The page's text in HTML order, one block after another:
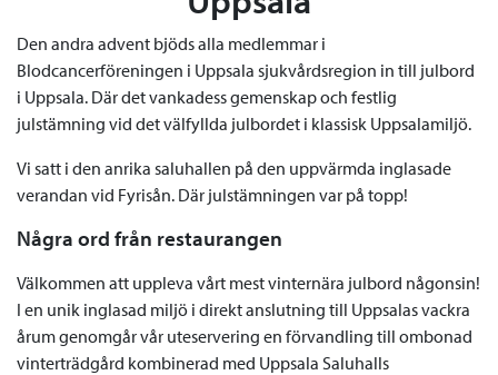
Den andra advent bjöds alla medlemmar i
Blodcancerföreningen i Uppsala sjukvårdsregion in till julbord
i Uppsala. Där det vankadess gemenskap och festlig
julstämning vid det välfyllda julbordet i klassisk Uppsalamiljö.
Vi satt i den anrika saluhallen på den uppvärmda inglasade
verandan vid Fyrisån. Där julstämningen var på topp!
Några ord från restaurangen
Välkommen att uppleva vårt mest vinternära julbord någonsin!
I en unik inglasad miljö i direkt anslutning till Uppsalas vackra
årum genomgår vår uteservering en förvandling till ombonad
vinterträdgård kombinerad med Uppsala Saluhalls